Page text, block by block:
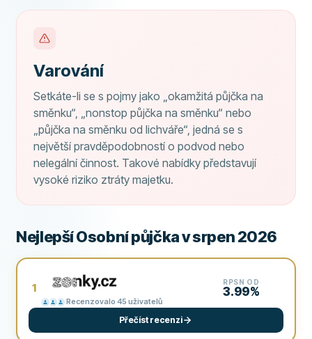
Varování
Setkáte-li se s pojmy jako „okamžitá půjčka na
směnku“, „nonstop půjčka na směnku“ nebo
„půjčka na směnku od lichváře“, jedná se s
největší pravděpodobností o podvod nebo
nelegální činnost. Takové nabídky představují
vysoké riziko ztráty majetku.
Nejlepší Osobní půjčka v srpen 2026
1
Recenzovalo 45 uživatelů
RPSN OD
3.99%
Přečíst recenzi